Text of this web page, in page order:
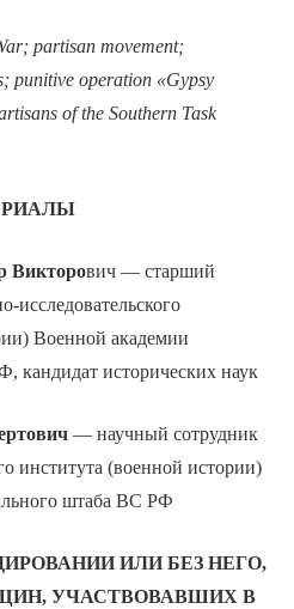
partisan movement;
punitive operation «Gypsy
of the Southern Task
Викторович — старший
исследовательского
Военной академии
кандидат исторических наук
— научный сотрудник
института (военной истории)
штаба ВС РФ
ИЛИ БЕЗ НЕГО,
УЧАСТВОВАВШИХ В